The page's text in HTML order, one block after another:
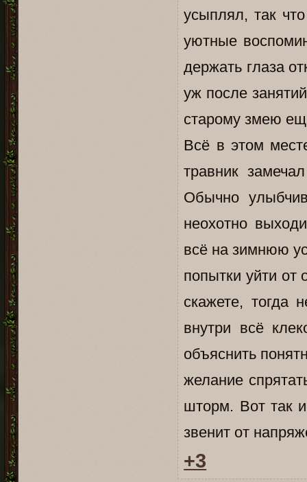
усыплял, так
уютные
держать глаза
уж после
старому змею
Всё в этом
травник
Обычно
неохотно
всё на зимнюю
попытки уйти от
скажете, тогда
внутри всё
объяснить
желание
шторм. Вот так
звенит от
+3